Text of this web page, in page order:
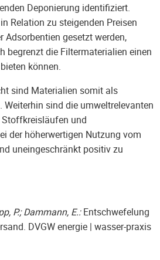
Deponierung identifiziert.
Relation zu steigenden Preisen
Adsorbentien gesetzt werden,
begrenzt die Filtermaterialien einen
können.
sind Materialien somit als
sind die umweltrelevanten
und
der höherwertigen Nutzung vom
uneingeschränkt positiv zu
P.; Dammann, E.:Entschwefelung
DVGW energie | wasser-praxis